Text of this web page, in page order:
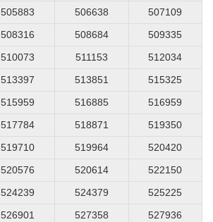
505883 506638
507109
508316 508684
509335
510073 511153
512034
513397 513851
515325
515959 516885
516959
517784 518871
519350
519710 519964
520420
520576 520614
522150
524239 524379
525225
526901 527358
527936